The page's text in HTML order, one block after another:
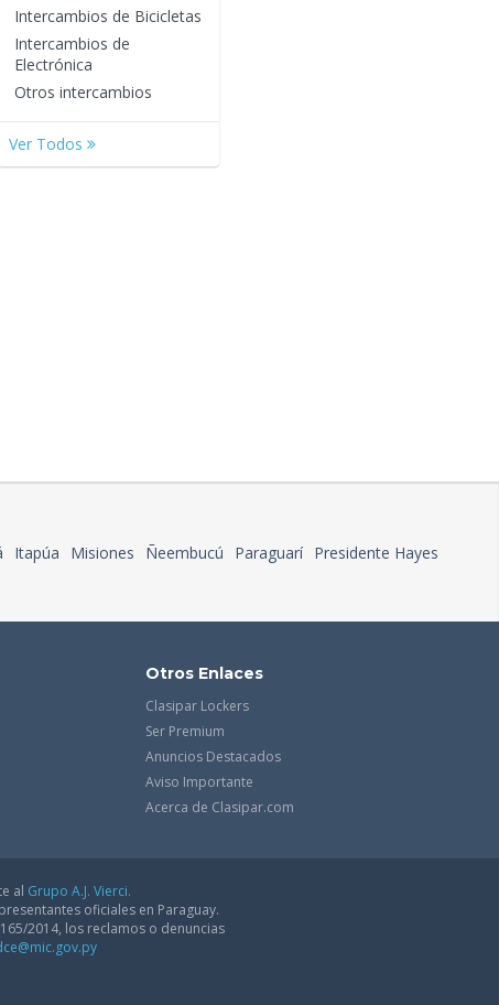
Intercambios de Bicicletas
Intercambios de
Electrónica
Otros intercambios
Ver Todos
Itapúa Misiones Ñeembucú Paraguarí Presidente Hayes
Otros Enlaces
Clasipar Lockers
Ser Premium
Anuncios Destacados
Aviso Importante
Acerca de Clasipar.com
al Grupo A.J. Vierci.
oficiales en Paraguay.
2014, los reclamos o denuncias